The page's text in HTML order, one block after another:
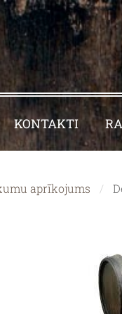
KONTAKTI
aprīkojums